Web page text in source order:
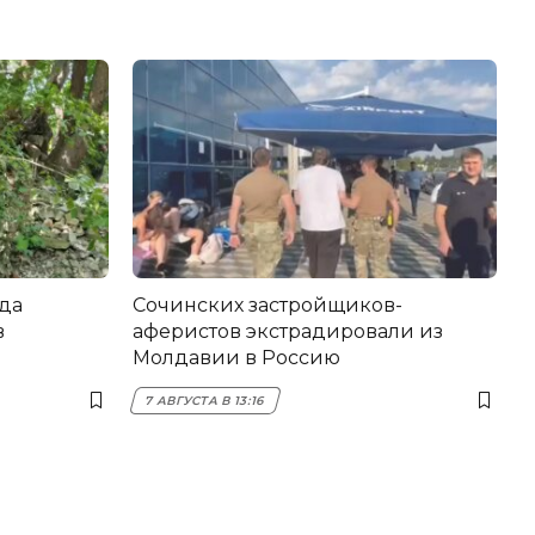
Сочинских застройщиков-
аферистов экстрадировали из
Молдавии в Россию
7 АВГУСТА В 13:16